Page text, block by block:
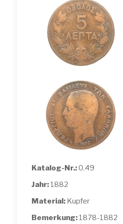
Katalog-Nr.:0.49
Jahr: 1882
Material: Kupfer
Bemerkung: 1878-1882